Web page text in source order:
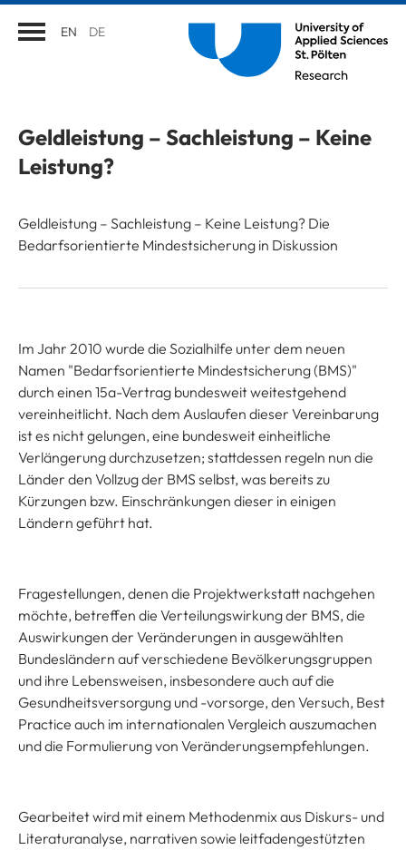
EN DE
Geldleistung – Sachleistung – Keine
Leistung?
Geldleistung – Sachleistung – Keine Leistung? Die
Bedarfsorientierte Mindestsicherung in Diskussion
Im Jahr 2010 wurde die Sozialhilfe unter dem neuen
Namen "Bedarfsorientierte Mindestsicherung (BMS)"
durch einen 15a-Vertrag bundesweit weitestgehend
vereinheitlicht. Nach dem Auslaufen dieser Vereinbarung
ist es nicht gelungen, eine bundesweit einheitliche
Verlängerung durchzusetzen; stattdessen regeln nun die
Länder den Vollzug der BMS selbst, was bereits zu
Kürzungen bzw. Einschränkungen dieser in einigen
Ländern geführt hat.
Fragestellungen, denen die Projektwerkstatt nachgehen
möchte, betreffen die Verteilungswirkung der BMS, die
Auswirkungen der Veränderungen in ausgewählten
Bundesländern auf verschiedene Bevölkerungsgruppen
und ihre Lebensweisen, insbesondere auch auf die
Gesundheitsversorgung und -vorsorge, den Versuch, Best
Practice auch im internationalen Vergleich auszumachen
und die Formulierung von Veränderungsempfehlungen.
Gearbeitet wird mit einem Methodenmix aus Diskurs- und
Literaturanalyse, narrativen sowie leitfadengestützten